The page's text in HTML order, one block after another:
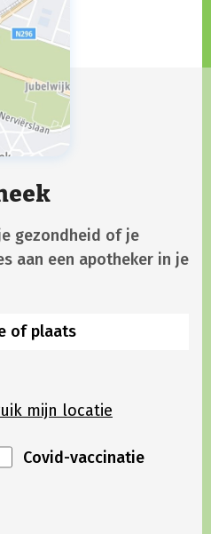
gezondheid of je
aan een apotheker in je
mijn locatie
Covid-vaccinatie